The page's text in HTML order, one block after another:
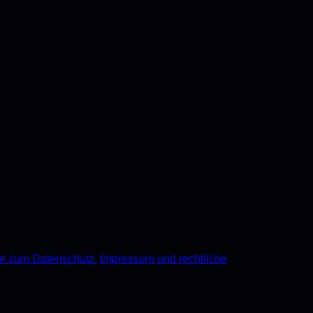
zum Datenschutz. Impressum und rechtliche